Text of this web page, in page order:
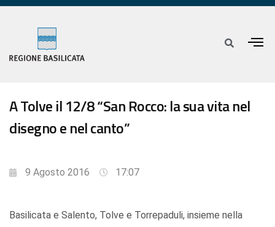
A Tolve il 12/8 “San Rocco: la sua vita nel
disegno e nel canto”
9 Agosto 2016 17:07
Basilicata e Salento, Tolve e Torrepaduli, insieme nella